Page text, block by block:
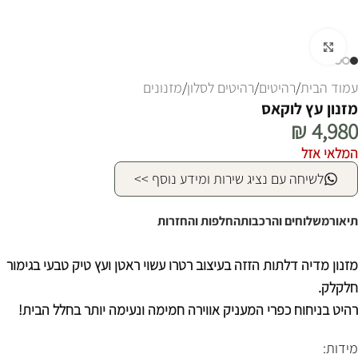
עמוד הבית/רהיטים/רהיטים לסלון/מזנונים
מזנון עץ לוקאס
₪4,980
המלאי אזל
לשיחה עם נציג שירות ומידע נוסף >>
תיאורמשלוחים והרכבותהחלפות והחזרות
מזנון מדיה דלתות הזזה בעיצוב רטרו עשוי ראטן ועץ טיק טבעי בגימור
חלקלק.
רהיט בניחוח כפרי המעניק אווירה חמימה ונעימה יותר בחלל הבית!
מידות: